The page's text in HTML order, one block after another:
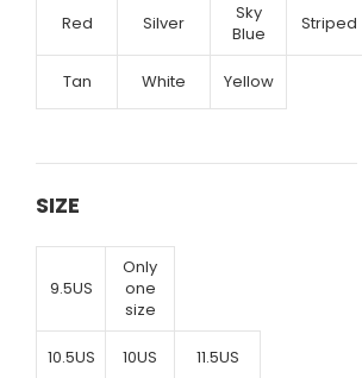
Red Silver
Sky
Blue
Striped
Tan White Yellow
SIZE
9.5US
Only
one
size
10.5US 10US 11.5US